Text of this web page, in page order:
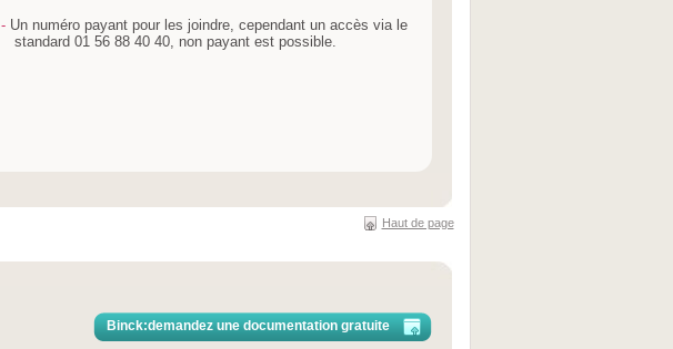
-Un numéro payant pour les joindre, cependant un accès via le
standard 01 56 88 40 40, non payant est possible.
Haut de page
Binck:demandez une documentation gratuite